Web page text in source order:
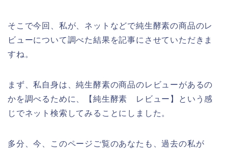
そこで今回、私が、ネットなどで純生酵素の商品のレ
ビューについて調べた結果を記事にさせていただきま
すね。
まず、私自身は、純生酵素の商品のレビューがあるの
かを調べるために、【純生酵素 レビュー】という感
じでネット検索してみることにしました。
多分、今、このページご覧のあなたも、過去の私が